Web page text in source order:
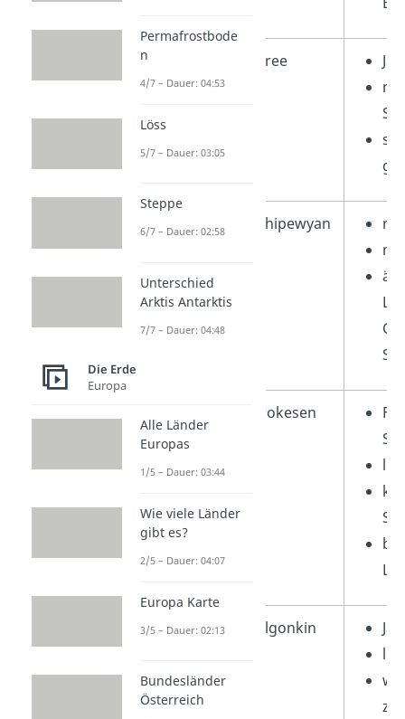
Subarktis Cree
Chipewyan
Irokesen
Algonkin
Permafrostbode
n
4/7 – Dauer: 04:53
Löss
5/7 – Dauer: 03:05
Steppe
6/7 – Dauer: 02:58
Unterschied
Arktis Antarktis
7/7 – Dauer: 04:48
Die Erde
Europa
Alle Länder
Europas
1/5 – Dauer: 03:44
Wie viele Länder
gibt es?
2/5 – Dauer: 04:07
Europa Karte
3/5 – Dauer: 02:13
Bundesländer
Österreich